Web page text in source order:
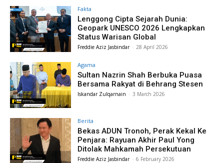
Fakta
Lenggong Cipta Sejarah Dunia:
Geopark UNESCO 2026 Lengkapkan
Status Warisan Global
Freddie Aziz Jasbindar - 28 April 2026
Agama
Sultan Nazrin Shah Berbuka Puasa
Bersama Rakyat di Behrang Stesen
Iskandar Zulqarnain - 3 March 2026
Berita
Bekas ADUN Tronoh, Perak Kekal Ke
Penjara: Rayuan Akhir Paul Yong
Ditolak Mahkamah Persekutuan
Freddie Aziz Jasbindar - 6 February 2026